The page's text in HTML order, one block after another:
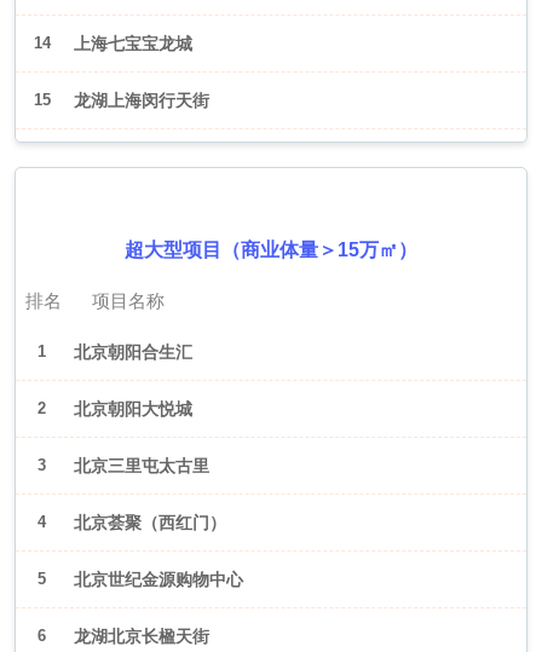
14 上海七宝宝龙城
15 龙湖上海闵行天街
超大型项目（商业体量＞15万㎡）
排名 项目名称
1 北京朝阳合生汇
2 北京朝阳大悦城
3 北京三里屯太古里
4 北京荟聚（西红门）
5 北京世纪金源购物中心
6 龙湖北京长楹天街